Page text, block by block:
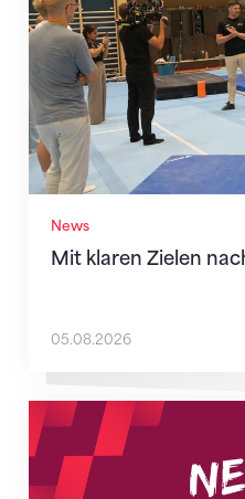
News
Mit klaren Zielen
05.08.2026
Neue Empfangszeiten